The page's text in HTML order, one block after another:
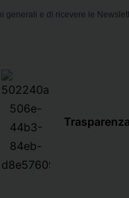
generali e di ricevere le
Trasparenza